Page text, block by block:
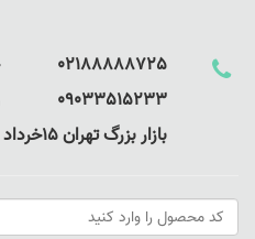
02188888725 خط ویـــــــــــــژه
09033515233 واتساپ و تلگرام
بازار بزرگ تهران 15خرداد شرقی پ157